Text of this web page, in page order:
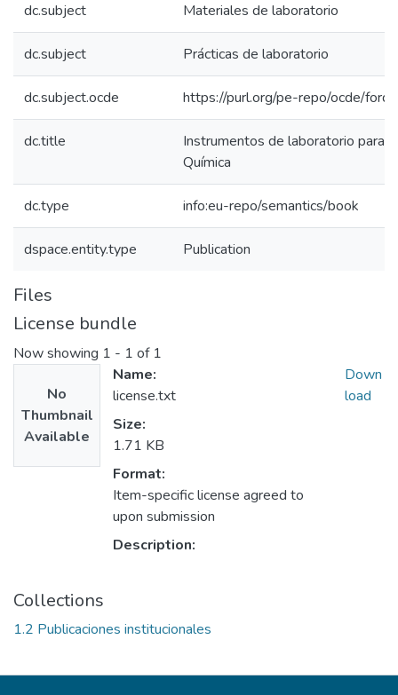
dc.subject Materiales de laboratorio
dc.subject Prácticas de laboratorio
dc.subject.ocde https://purl.org/pe-repo/ocde/
dc.title
Instrumentos de laboratorio para
Química
dc.type info:eu-repo/semantics/book
dspace.entity.type Publication
Files
License bundle
Now showing 1 - 1 of 1
No
Thumbnail
Available
Name:
license.txt
Size:
1.71 KB
Format:
Item-specific license agreed to
upon submission
Description:
Down
load
Collections
1.2 Publicaciones institucionales